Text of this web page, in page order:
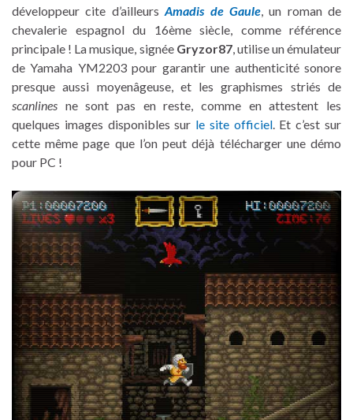
développeur cite d’ailleursAmadis de Gaule, un roman de
chevalerie espagnol du 16ème siècle, comme référence
principale ! La musique, signée Gryzor87, utilise un émulateur
de Yamaha YM2203 pour garantir une authenticité sonore
presque aussi moyenâgeuse, et les graphismes striés de
scanlines ne sont pas en reste, comme en attestent les
quelques images disponibles sur le site officiel. Et c’est sur
cette même page que l’on peut déjà télécharger une démo
pour PC !